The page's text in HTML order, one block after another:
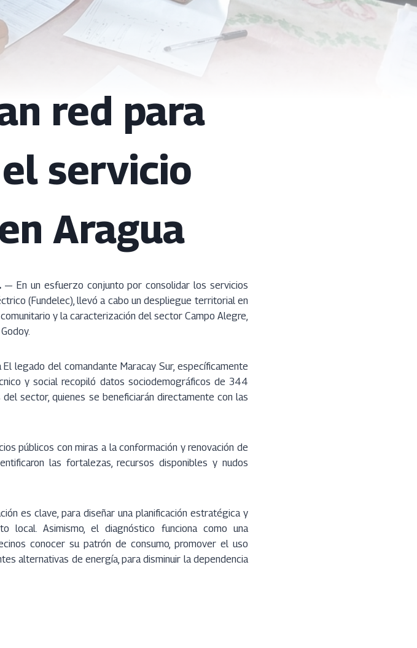
red para
servicio
Aragua
— En un esfuerzo conjunto por consolidar los servicios
(Fundelec), llevó a cabo un despliegue territorial en
y la caracterización del sector Campo Alegre,
legado del comandante Maracay Sur, específicamente
y social recopiló datos sociodemográficos de 344
sector, quienes se beneficiarán directamente con las
públicos con miras a la conformación y renovación de
las fortalezas, recursos disponibles y nudos
es clave, para diseñar una planificación estratégica y
local. Asimismo, el diagnóstico funciona como una
conocer su patrón de consumo, promover el uso
alternativas de energía, para disminuir la dependencia